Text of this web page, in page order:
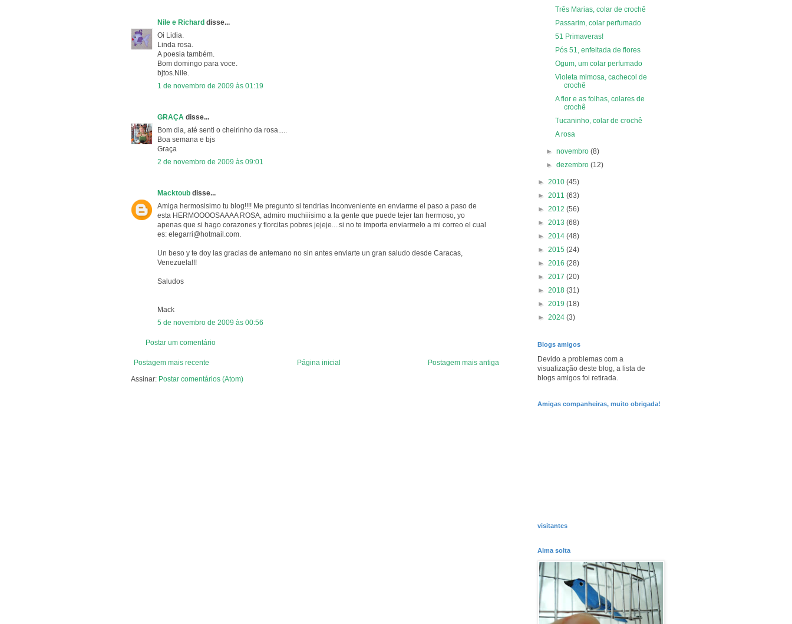
Nile e Richard disse...
Oi Lidia.
Linda rosa.
A poesia também.
Bom domingo para voce.
bjtos.Nile.
1 de novembro de 2009 às 01:19
GRAÇA disse...
Bom dia, até senti o cheirinho da rosa.....
Boa semana e bjs
Graça
2 de novembro de 2009 às 09:01
Macktoub disse...
Amiga hermosisimo tu blog!!!! Me pregunto si tendrias inconveniente en enviarme el paso a paso de
esta HERMOOOOSAAAA ROSA, admiro muchiiisimo a la gente que puede tejer tan hermoso, yo
apenas que si hago corazones y florcitas pobres jejeje....si no te importa enviarmelo a mi correo el cual
es: elegarri@hotmail.com.
Un beso y te doy las gracias de antemano no sin antes enviarte un gran saludo desde Caracas,
Venezuela!!!
Saludos
Mack
5 de novembro de 2009 às 00:56
Postar um comentário
Postagem mais recente Postagem mais antiga
Página inicial
Assinar: Postar comentários (Atom)
Três Marias, colar de crochê
Passarim, colar perfumado
51 Primaveras!
Pós 51, enfeitada de flores
Ogum, um colar perfumado
Violeta mimosa, cachecol de
crochê
A flor e as folhas, colares de
crochê
Tucaninho, colar de crochê
A rosa
►novembro(8)
►dezembro(12)
► 2010 (45)
► 2011 (63)
► 2012 (56)
► 2013 (68)
► 2014 (48)
► 2015 (24)
► 2016 (28)
► 2017 (20)
► 2018 (31)
► 2019 (18)
► 2024 (3)
Blogs amigos
Devido a problemas com a
visualização deste blog, a lista de
blogs amigos foi retirada.
Amigas companheiras, muito obrigada!
visitantes
Alma solta